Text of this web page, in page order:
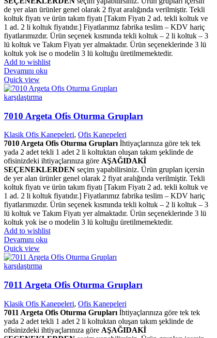
de yer alan ürünler genel olarak 2 fiyat aralığında verilmiştir. Tekli
koltuk fiyatı ve ürün takım fiyatı [Takım Fiyatı 2 ad. tekli koltuk ve
1 ad. 2 li koltuk fiyatıdır.] Fiyatlarımız fabrika teslim – KDV hariç
fiyatlarımızdır. Ürün seçenek kısmında tekli koltuk – 2 li koltuk – 3
lü koltuk ve Takım Fiyatı yer almaktadır. Ürün seçeneklerinde 3 lü
koltuk yok ise o modelin 3 lü koltuğu üretilmemektedir.
Add to wishlist
Devamını oku
Quick view
karşılaştırma
7010 Argeta Ofis Oturma Grupları
Klasik Ofis Kanepeleri, Ofis Kanepeleri
7010 Argeta Ofis Oturma Gruplarıİhtiyaçlarınıza göre tek tek
yada 2 adet tekli 1 adet 2 li koltuktan oluşan takım şeklinde de
ofisinizdeki ihtiyaçlarınıza göre AŞAĞIDAKİ
SEÇENEKLERDEN seçim yapabilirsiniz. Ürün grupları içersin
de yer alan ürünler genel olarak 2 fiyat aralığında verilmiştir. Tekli
koltuk fiyatı ve ürün takım fiyatı [Takım Fiyatı 2 ad. tekli koltuk ve
1 ad. 2 li koltuk fiyatıdır.] Fiyatlarımız fabrika teslim – KDV hariç
fiyatlarımızdır. Ürün seçenek kısmında tekli koltuk – 2 li koltuk – 3
lü koltuk ve Takım Fiyatı yer almaktadır. Ürün seçeneklerinde 3 lü
koltuk yok ise o modelin 3 lü koltuğu üretilmemektedir.
Add to wishlist
Devamını oku
Quick view
karşılaştırma
7011 Argeta Ofis Oturma Grupları
Klasik Ofis Kanepeleri, Ofis Kanepeleri
7011 Argeta Ofis Oturma Grupları İhtiyaçlarınıza göre tek tek
yada 2 adet tekli 1 adet 2 li koltuktan oluşan takım şeklinde de
ofisinizdeki ihtiyaçlarınıza göre AŞAĞIDAKİ